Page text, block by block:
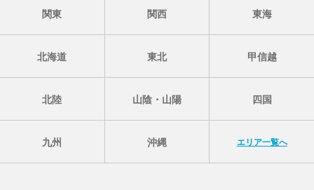
関東 関西 東海
北海道 東北 甲信越
北陸 山陰・山陽 四国
九州 沖縄 エリア一覧へ